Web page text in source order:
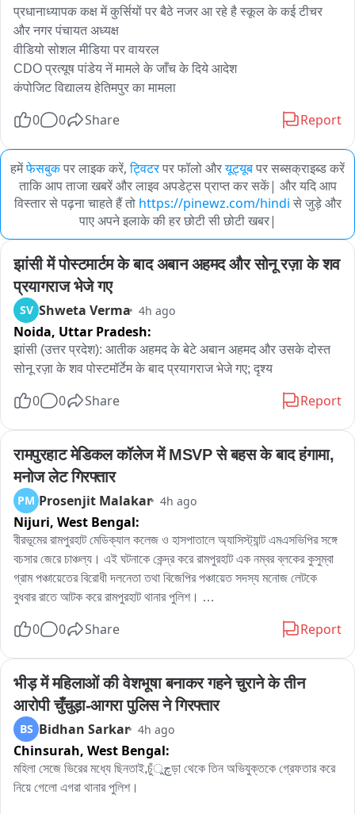
प्रधानाध्यापक कक्ष में कुर्सियों पर बैठे नजर आ रहे है स्कूल के कई टीचर
और नगर पंचायत अध्यक्ष
वीडियो सोशल मीडिया पर वायरल
CDO प्रत्यूष पांडेय नें मामले के जाँच के दिये आदेश
कंपोजिट विद्यालय हेतिमपुर का मामला
0 0 Share Report
हमेंफेसबुकपर लाइक करें, ट्विटरपर फॉलो औरयूट्यूबपर सब्सक्राइब्ड करें
ताकि आप ताजा खबरें और लाइव अपडेट्स प्राप्त कर सकें| और यदि आप
विस्तार से पढ़ना चाहते हैं तो https://pinewz.com/hindi से जुड़े और
पाए अपने इलाके की हर छोटी सी छोटी खबर|
झांसी में पोस्टमार्टम के बाद अबान अहमद और सोनू रज़ा के शव
प्रयागराज भेजे गए
SV Shweta Verma 4h ago
Noida, Uttar Pradesh:
झांसी (उत्तर प्रदेश): आतीक अहमद के बेटे अबान अहमद और उसके दोस्त
सोनू रज़ा के शव पोस्टमॉर्टेम के बाद प्रयागराज भेजे गए; दृश्य
0 0 Share Report
रामपुरहाट मेडिकल कॉलेज में MSVP से बहस के बाद हंगामा,
मनोज लेट गिरफ्तार
PM Prosenjit Malakar 4h ago
Nijuri, West Bengal:
বীরভূমের রামপুরহাট মেডিক্যাল কলেজ ও হাসপাতালে অ্যাসিস্ট্যান্ট এমএসভিপির সঙ্গে
বচসার জেরে চাঞ্চল্য। এই ঘটনাকে কেন্দ্র করে রামপুরহাট এক নম্বর ব্লকের কুসুম্বা
গ্রাম পঞ্চায়েতের বিরোধী দলনেতা তথা বিজেপির পঞ্চায়েত সদস্য মনোজ লেটকে
বুধবার রাতে আটক করে রামপুরহাট থানার পুলিশ।
বিজেপির একাধিক নেতৃত্ব ও কর্মীরা। তাঁরা মনোজ লেটকে কোন অভিযোগে আটক
পর পরিস্থিতি স্বাভাবিক হয়।পরে প্রয়োজনীয় প্রক্রিয়া সম্পন্ন করে এদিন সকালে
বিজেপির বিরোধী দলনেতা মনোজ লেটকে ছেড়ে দেয় রামপুরহাট থানার পুলিশ।
0 0 Share Report
भीड़ में महिलाओं की वेशभूषा बनाकर गहने चुराने के तीन
आरोपी चुँचुड़ा-आगरा पुलिस ने गिरफ्तार
BS Bidhan Sarkar 4h ago
Chinsurah, West Bengal:
মহিলা সেজে ভিরের মধ্যে ছিনতাই,চুঁچুড়া থেকে তিন অভিযুক্তকে গ্রেফতার করে
নিয়ে গেলো এগরা থানার পুলিশ।